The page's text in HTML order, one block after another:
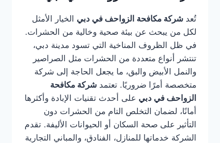
تُعد شركة مكافحة الزواحف في دبي الخيار الأمثل
لكل من يبحث عن بيئة صحية وخالية من الحشرات.
في ظل الظروف المناخية التي تسود مدينة دبي،
تنتشر أنواع متعددة من الحشرات مثل الصراصير
والنمل الأبيض والبق، ما يجعل الحاجة إلى شركة
متخصصة أمرًا ضروريًا. تعتمد شركة مكافحة
الزواحف في دبي على أحدث تقنيات الإبادة وأكثرها
أمانًا، لضمان التخلص التام من الحشرات دون
التأثير على صحة السكان أو الحيوانات الأليفة. تقدم
الشركة خدماتها للمنازل، الفنادق، والمباني التجارية